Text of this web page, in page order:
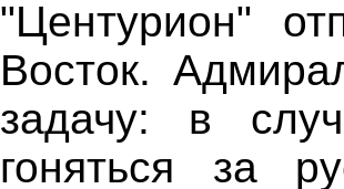
"Центурион"
Восток.
задачу: в
гоняться за